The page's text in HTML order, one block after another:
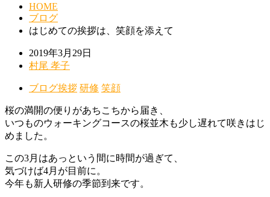
HOME
ブログ
はじめての挨拶は、笑顔を添えて
2019年3月29日
村尾 孝子
ブログ挨拶 研修 笑顔
桜の満開の便りがあちこちから届き、
いつものウォーキングコースの桜並木も少し遅れて咲きはじ
めました。
この3月はあっという間に時間が過ぎて、
気づけば4月が目前に。
今年も新人研修の季節到来です。